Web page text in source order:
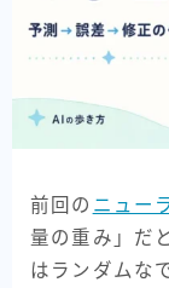
画像生成AI
音楽・音声AI
検索・リサ
資料・図解
前回の ニュー
量の重み」だ
はランダムな